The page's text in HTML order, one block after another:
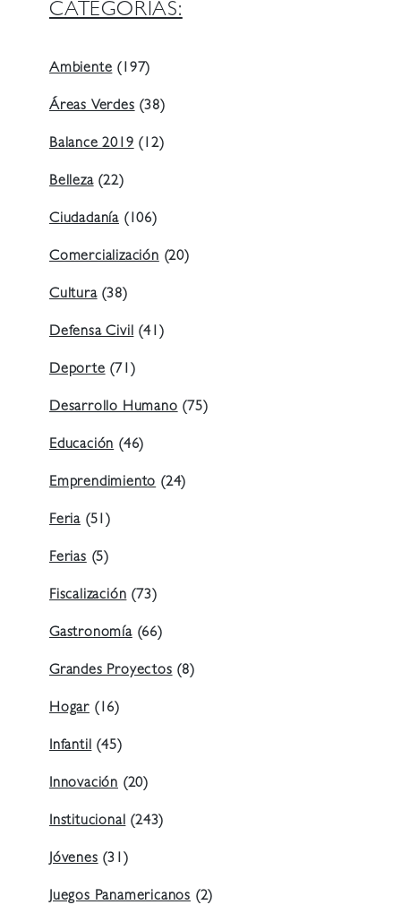
CATEGORIAS:
Ambiente (197)
Áreas Verdes (38)
Balance 2019 (12)
Belleza(22)
Ciudadanía (106)
Comercialización (20)
Cultura(38)
Defensa Civil (41)
Deporte (71)
Desarrollo Humano (75)
Educación (46)
Emprendimiento (24)
Feria (51)
Ferias (5)
Fiscalización (73)
Gastronomía(66)
Grandes Proyectos (8)
Hogar (16)
Infantil (45)
Innovación (20)
Institucional (243)
Jóvenes (31)
Juegos Panamericanos (2)